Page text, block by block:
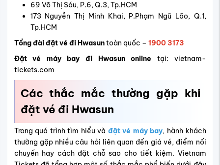
69 Võ Thị Sáu, P.6, Q.3, Tp.HCM
173 Nguyễn Thị Minh Khai, P.Phạm Ngũ Lão, Q.1,
Tp.HCM
Tổng đài đặt vé đi Hwasuntoàn quốc – 1900 3173
Đặt vé máy bay đi Hwasun online tại: vietnam-
tickets.com
Các thắc mắc thường gặp khi
đặt vé đi Hwasun
Trong quá trình tìm hiểu và đặt vé máy bay, hành khách
thường gặp nhiều câu hỏi liên quan đến giá vé, điểm nối
chuyến hay cách đặt chỗ sao cho tiết kiệm. Vietnam